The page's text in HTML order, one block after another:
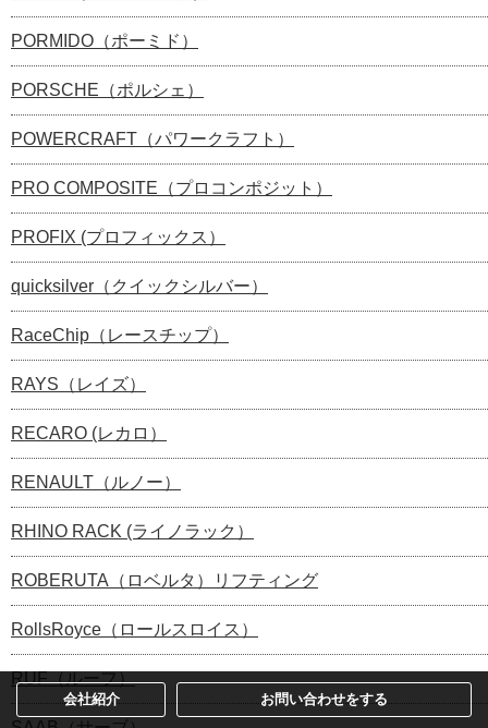
PORMIDO（ポーミド）
PORSCHE（ポルシェ）
POWERCRAFT（パワークラフト）
PRO COMPOSITE（プロコンポジット）
PROFIX (プロフィックス）
quicksilver（クイックシルバー）
RaceChip（レースチップ）
RAYS（レイズ）
RECARO (レカロ）
RENAULT（ルノー）
RHINO RACK (ライノラック）
ROBERUTA（ロベルタ）リフティング
RollsRoyce（ロールスロイス）
RUF（ルーフ）
会社紹介 お問い合わせをする